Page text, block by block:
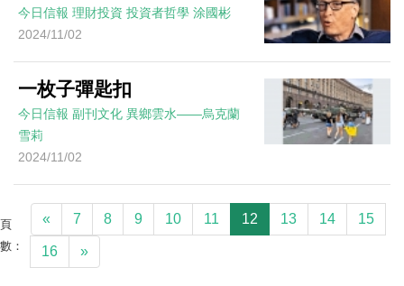
今日信報 理財投資 投資者哲學 涂國彬
2024/11/02
一枚子彈匙扣
今日信報 副刊文化 異鄉雲水——烏克蘭
雪莉
2024/11/02
頁
數：
« 7 8 9 10 11 12 13 14 15
16 »